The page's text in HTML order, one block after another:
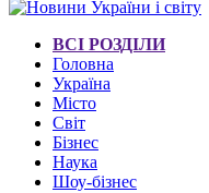
ВСІ РОЗДІЛИ
Головна
Україна
Місто
Світ
Бізнес
Наука
Шоу-бізнес